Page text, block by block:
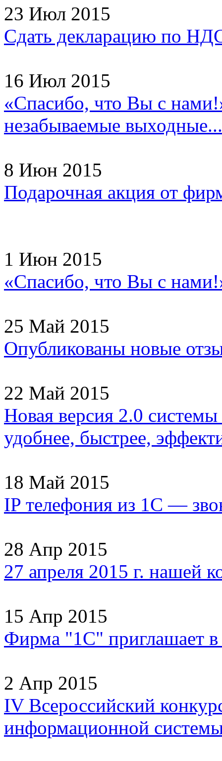
23 Июл 2015
Сдать декларацию по
16 Июл 2015
«Спасибо, что Вы с
незабываемые выходные...
8 Июн 2015
Подарочная акция от
1 Июн 2015
«Спасибо, что Вы с
25 Май 2015
Опубликованы новые
22 Май 2015
Новая версия 2.0
удобнее, быстрее,
18 Май 2015
IP телефония из 1С —
28 Апр 2015
27 апреля 2015 г. нашей
15 Апр 2015
Фирма "1С"
2 Апр 2015
IV Всероссийский
информационной